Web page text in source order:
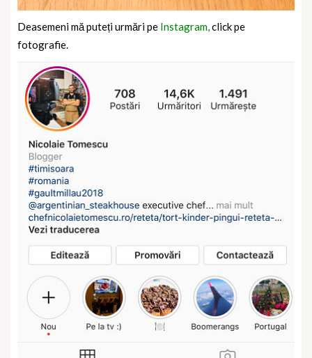
Deasemeni mă puteți urmări pe Instagram,click pe
fotografie.